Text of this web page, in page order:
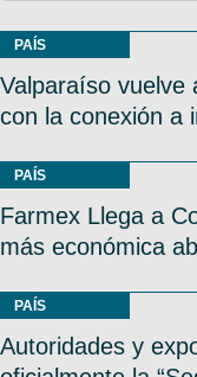
PAÍS
Valparaíso vuelve
con la conexión a
PAÍS
Farmex Llega a
más económica
PAÍS
Autoridades y